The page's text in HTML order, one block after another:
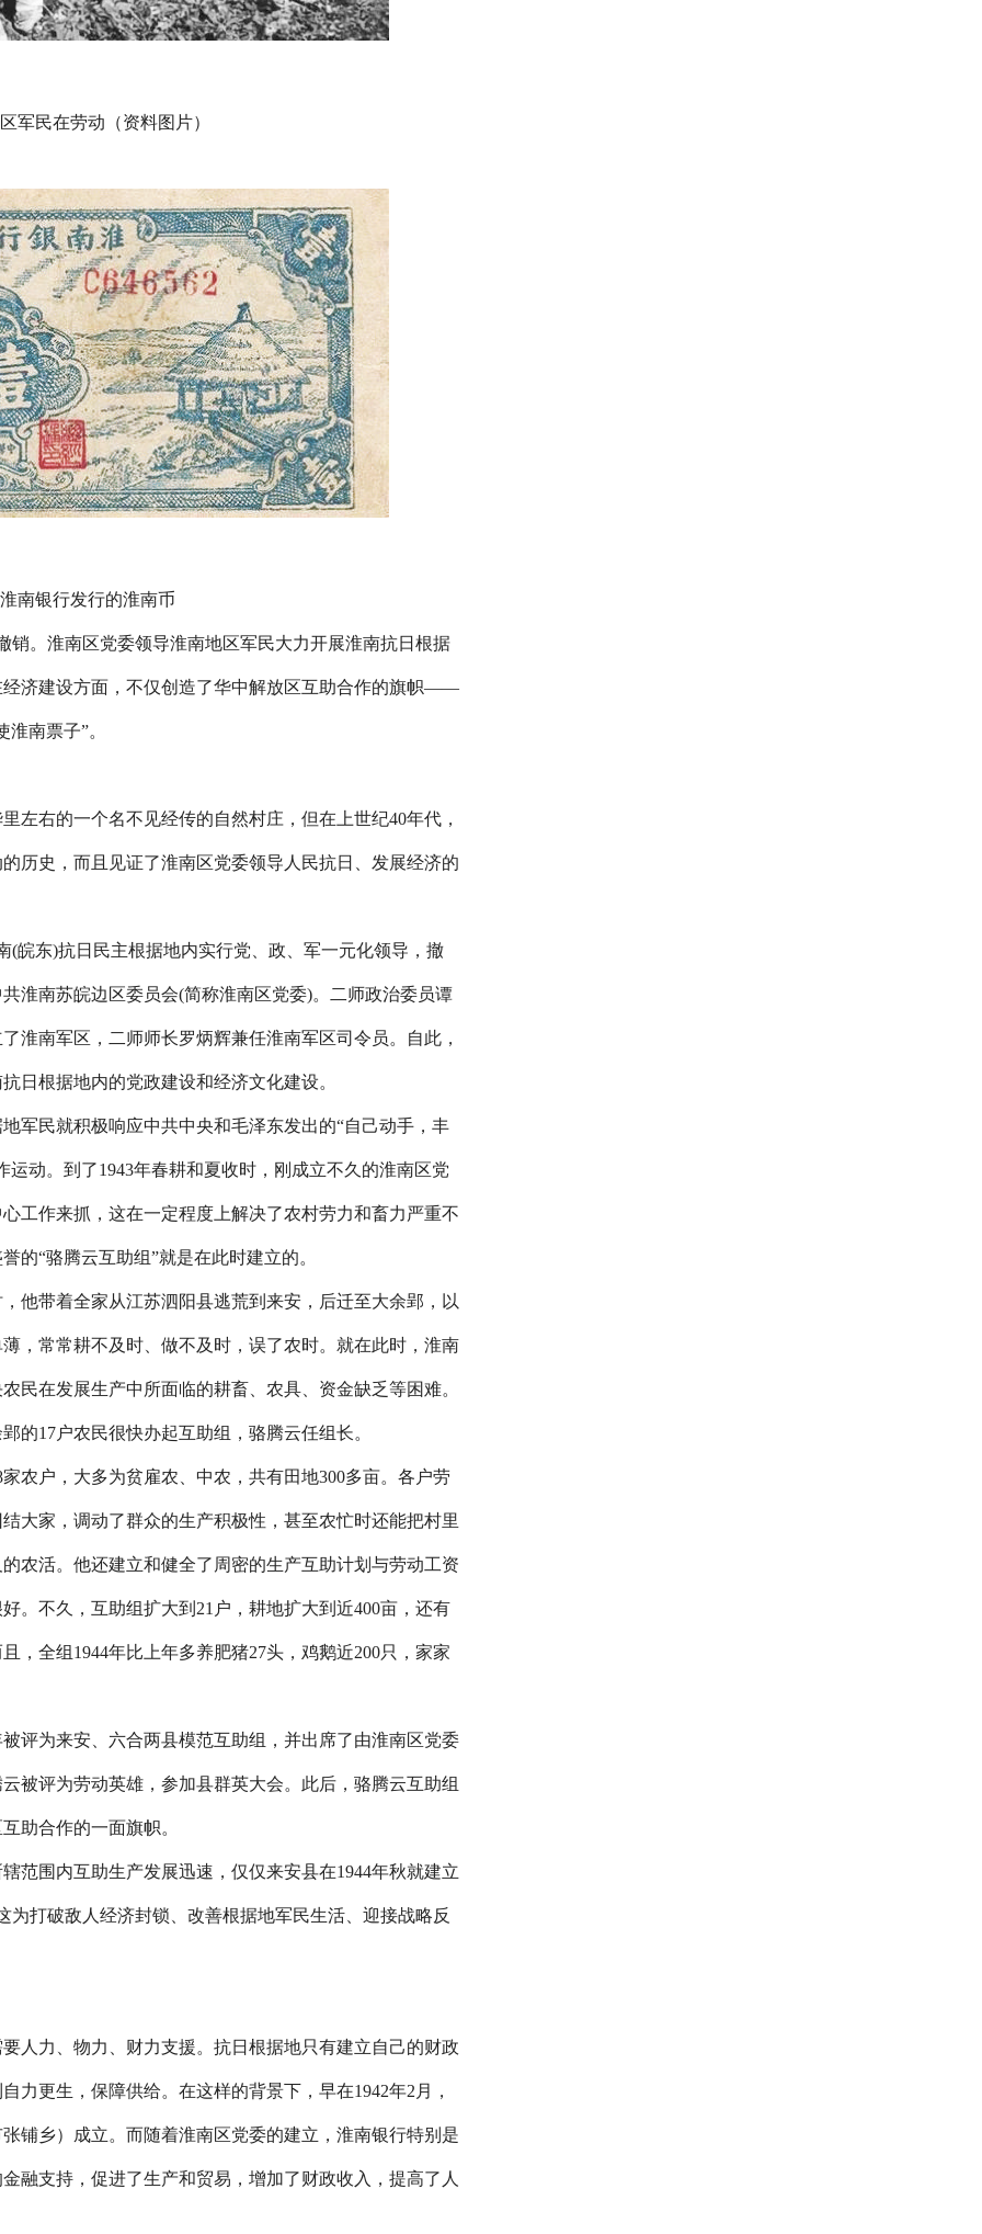
民在劳动（资料图片）
银行发行的淮南币
。淮南区党委领导淮南地区军民大力开展淮南抗日根据
济建设方面，不仅创造了华中解放区互助合作的旗帜——
南票子”。
右的一个名不见经传的自然村庄，但在上世纪40年代，
历史，而且见证了淮南区党委领导人民抗日、发展经济的
东)抗日民主根据地内实行党、政、军一元化领导，撤
淮南苏皖边区委员会(简称淮南区党委)。二师政治委员谭
淮南军区，二师师长罗炳辉兼任淮南军区司令员。自此，
日根据地内的党政建设和经济文化建设。
民就积极响应中共中央和毛泽东发出的“自己动手，丰
动。到了1943年春耕和夏收时，刚成立不久的淮南区党
工作来抓，这在一定程度上解决了农村劳力和畜力严重不
的“骆腾云互助组”就是在此时建立的。
带着全家从江苏泗阳县逃荒到来安，后迁至大余郢，以
，常常耕不及时、做不及时，误了农时。就在此时，淮南
民在发展生产中所面临的耕畜、农具、资金缺乏等困难。
的17户农民很快办起互助组，骆腾云任组长。
户，大多为贫雇农、中农，共有田地300多亩。各户劳
大家，调动了群众的生产积极性，甚至农忙时还能把村里
农活。他还建立和健全了周密的生产互助计划与劳动工资
。不久，互助组扩大到21户，耕地扩大到近400亩，还有
，全组1944年比上年多养肥猪27头，鸡鹅近200只，家家
为来安、六合两县模范互助组，并出席了由淮南区党委
被评为劳动英雄，参加县群英大会。此后，骆腾云互助组
助合作的一面旗帜。
围内互助生产发展迅速，仅仅来安县在1944年秋就建立
打破敌人经济封锁、改善根据地军民生活、迎接战略反
力、物力、财力支援。抗日根据地只有建立自己的财政
力更生，保障供给。在这样的背景下，早在1942年2月，
铺乡）成立。而随着淮南区党委的建立，淮南银行特别是
融支持，促进了生产和贸易，增加了财政收入，提高了人